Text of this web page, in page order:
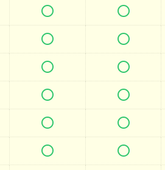
 
 
 
 
 
 